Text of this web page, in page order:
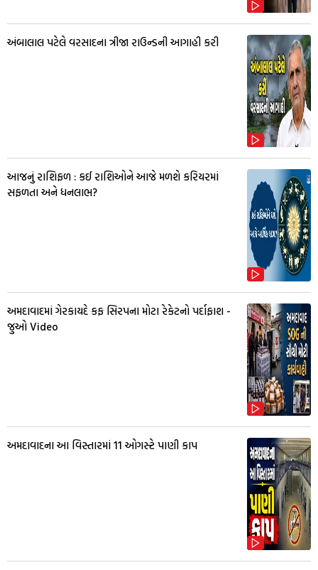
અંબાલાલ પટેલે વરસાદના ત્રીજા રાઉન્ડની આગાહી કરી
આજનું રાશિફળ : કઈ રાશિઓને આજે મળશે કરિયરમાં
સફળતા અને ધનલાભ?
અમદાવાદમાં ગેરકાયદે કફ સિરપના મોટા રેકેટનો પર્દાફાશ -
જુઓ Video
અમદાવાદના આ વિસ્તારમાં 11 ઓગસ્ટે પાણી કાપ